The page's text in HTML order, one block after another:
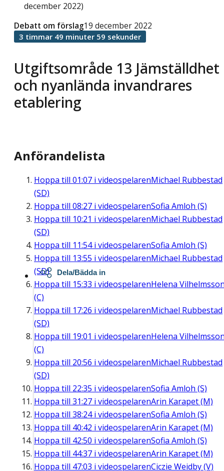
december 2022)
Utgiftsområde 13 Jämställdhet
och nyanlända invandrares
etablering
Debatt om förslag19 december 2022
3 timmar 49 minuter 59 sekunder
Anförandelista
Hoppa till 01:07 i videospelarenMichael Rubbestad
(SD)
Hoppa till 08:27 i videospelarenSofia Amloh (S)
Hoppa till 10:21 i videospelarenMichael Rubbestad
(SD)
Hoppa till 11:54i videospelarenSofia Amloh (S)
Hoppa till 13:55 i videospelarenMichael Rubbestad
(SD)
Hoppa till 15:33 i videospelarenHelena
(C)
Hoppa till 17:26 i videospelarenMichael Rubbestad
(SD)
Hoppa till 19:01 i videospelarenHelena
(C)
Hoppa till 20:56 i videospelarenMichael Rubbestad
(SD)
Hoppa till 22:35 i videospelarenSofia Amloh (S)
Hoppa till 31:27 i videospelarenArin Karapet (M)
Hoppa till 38:24i videospelarenSofia Amloh (S)
Hoppa till 40:42 i videospelarenArin Karapet (M)
Hoppa till 42:50 i videospelarenSofia Amloh (S)
Hoppa till 44:37 i videospelarenArin Karapet (M)
Hoppa till 47:03 i videospelarenCiczie Weidby (V)
Dela/Bädda in